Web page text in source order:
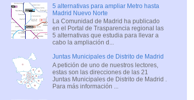
5 alternativas para ampliar Metro hasta
Madrid Nuevo Norte
La Comunidad de Madrid ha publicado
en el Portal de Trasparencia regional las
5 alternativas que estudia para llevar a
cabo la ampliación d...
Juntas Municipales de Distrito de Madrid
A petición de uno de nuestros lectores,
estas son las direcciones de las 21
Juntas Municipales de Distrito de Madrid .
Para más información ...